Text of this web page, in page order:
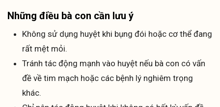
Những điều bà con cần lưu ý
Không sử dụng huyệt khi bụng đói hoặc cơ thể đang
rất mệt mỏi.
Tránh tác động mạnh vào huyệt nếu bà con có vấn
đề về tim mạch hoặc các bệnh lý nghiêm trọng
khác.